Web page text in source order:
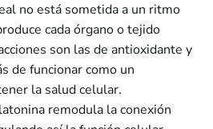
no está sometida a un ritmo
cada órgano o tejido
son las de antioxidante y
de funcionar como un
la salud celular.
remodula la conexión